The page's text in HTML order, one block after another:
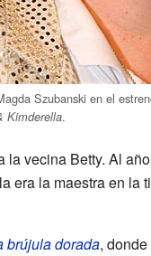
Szubanski en el
Kimderella.
la vecina Betty. Al
era la maestra en la
brújula dorada,